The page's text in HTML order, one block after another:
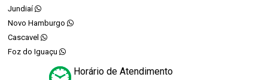
Jundiaí
Novo Hamburgo
Cascavel
Foz do Iguaçu
Horário de Atendimento